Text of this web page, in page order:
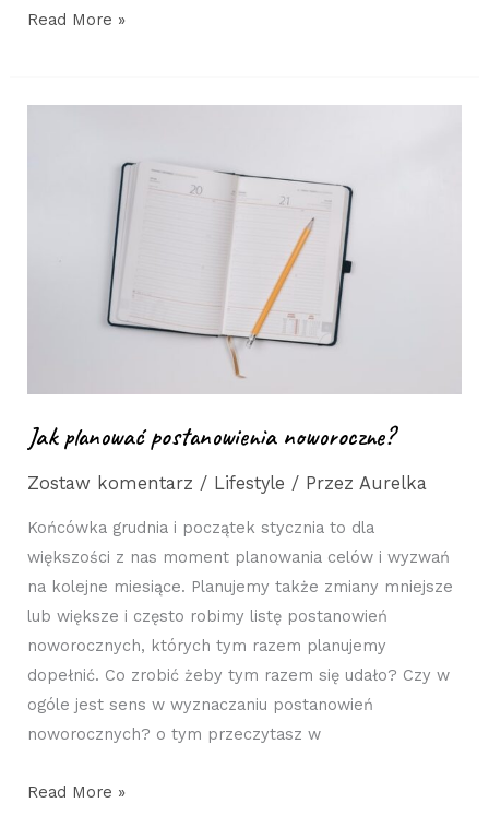
Read More »
Jak planować postanowienia noworoczne?
Zostaw komentarz / Lifestyle / PrzezAurelka
Końcówka grudnia i początek stycznia to dla
większości z nas moment planowania celów i wyzwań
na kolejne miesiące. Planujemy także zmiany mniejsze
lub większe i często robimy listę postanowień
noworocznych, których tym razem planujemy
dopełnić. Co zrobić żeby tym razem się udało? Czy w
ogóle jest sens w wyznaczaniu postanowień
noworocznych? o tym przeczytasz w
postanowienia
noworoczne?
Read More »